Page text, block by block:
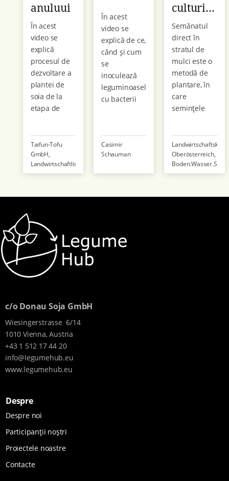
anuluui
În acest
video se
explică
procesul de
dezvoltare a
plantei de
soia de la
etapa de
până la
maturare.
Taifun-Tofu
GmbH,
Landwirtschaftliches
Zentrum für
În acest
video se
explică de ce,
când și cum
se
inoculează
leguminoasele
cu bacterii
Casimir
Schauman
culturi
semănate
de
primăvară
Semănatul
direct în
stratul de
mulci este o
metodă de
plantare, în
care
semințele
reziduri de
plante
mulcite.
Oberösterreich,
Beratung
c/o Donau Soja GmbH
Wiesingerstrasse 6/14
1010 Vienna, Austria
+43 1 512 17 44 20
info@legumehub.eu
www.legumehub.eu
Despre
Despre noi
Participanții noștri
Proiectele noastre
Contacte